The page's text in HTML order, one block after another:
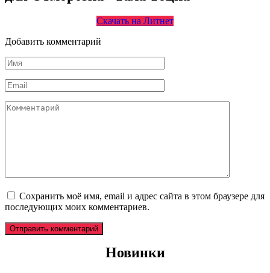
Скачать на Литнет
Добавить комментарий
Имя
*
Email
*
Комментарий
Сохранить моё имя, email и адрес сайта в этом браузере для
последующих моих комментариев.
Новинки